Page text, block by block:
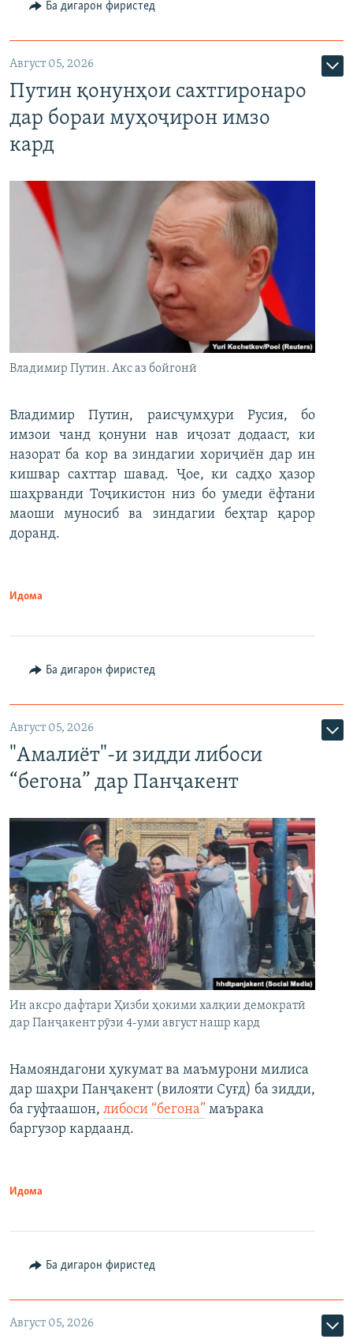
Ба дигарон фиристед
Август 05, 2026
Путин қонунҳои сахтгиронаро
дар бораи муҳоҷирон имзо
кард
Владимир Путин. Акс аз бойгонӣ
Владимир Путин, раисҷумҳури Русия, бо
имзои чанд қонуни нав иҷозат додааст, ки
назорат ба кор ва зиндагии хориҷиён дар ин
кишвар сахттар шавад. Ҷое, ки садҳо ҳазор
шаҳрванди Тоҷикистон низ бо умеди ёфтани
маоши муносиб ва зиндагии беҳтар қарор
доранд.
Идома
Ба дигарон фиристед
Август 05, 2026
"Амалиёт"-и зидди либоси
“бегона” дар Панҷакент
Ин аксро дафтари Ҳизби ҳокими халқии демократӣ
дар Панҷакент рӯзи 4-уми август нашр кард
Намояндагони ҳукумат ва маъмурони милиса
дар шаҳри Панҷакент (вилояти Суғд) ба зидди,
ба гуфтаашон, либоси “бегона” маърака
баргузор кардаанд.
Идома
Ба дигарон фиристед
Август 05, 2026